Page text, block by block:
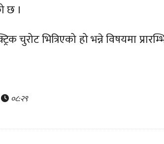
छ ।
चुरोट भित्रिएको हो भन्ने विषयमा
०८:२९